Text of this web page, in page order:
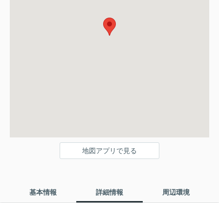
地図アプリで見る
基本情報 詳細情報 周辺環境